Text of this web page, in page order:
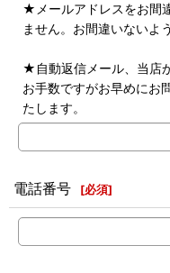
★メールアドレスをお間
ません。お間違いないよ
★自動返信メール、当店
お手数ですがお早めにお
たします。
電話番号 [必須]